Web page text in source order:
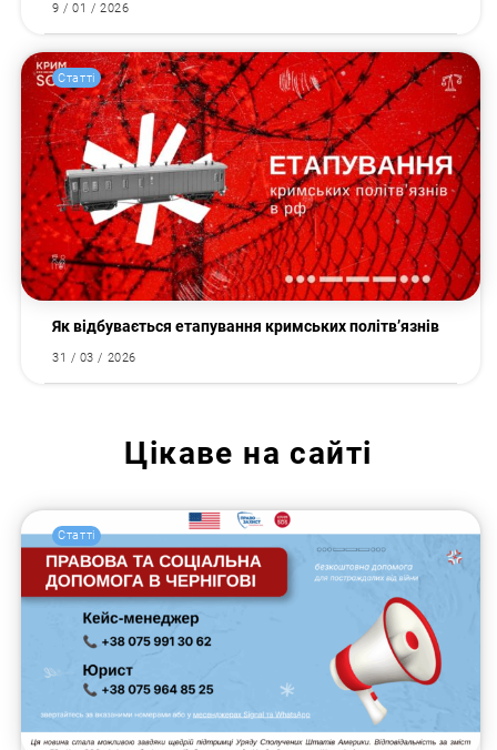
9 / 01 / 2026
Статті
Як відбувається етапування кримських політв’язнів
31 / 03 / 2026
Цікаве на сайті
Статті